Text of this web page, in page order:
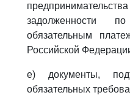
задолженности
обязательным
Российской
е) документы,
обязательных